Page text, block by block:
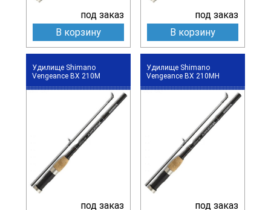
под заказ
В корзину
под заказ
В корзину
Удилище Shimano
Vengeance BX 210M
под заказ
Удилище Shimano
Vengeance BX 210MH
под заказ